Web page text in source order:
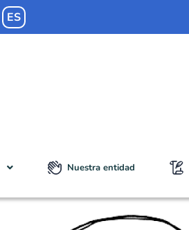
ES
Nuestra entidad